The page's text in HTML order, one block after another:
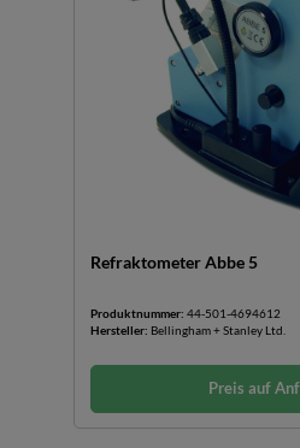
Refraktometer Abbe 5
Produktnummer: 44-501-4694612
Hersteller: Bellingham + Stanley Ltd.
Preis auf